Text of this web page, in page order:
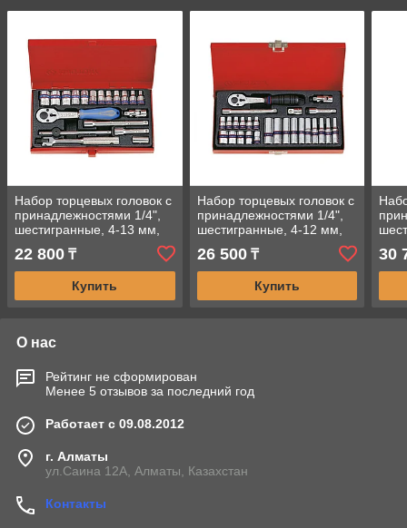
Набор торцевых головок с
принадлежностями 1/4",
шестигранные, 4-13 мм,
19 предметов KING TONY
2521MR
22 800 ₸
Купить
Набор торцевых головок с
принадлежностями 1/4",
шестигранные, 4-12 мм,
26 предметов KING TONY
2526MR
26 500₸
Купить
30
О нас
Рейтинг не сформирован
Менее 5 отзывов за последний год
Работает с 09.08.2012
г. Алматы
ул.Саина 12А, Алматы, Казахстан
Контакты